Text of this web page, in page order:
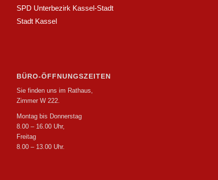
SPD Unterbezirk Kassel-Stadt
Stadt Kassel
BÜRO-ÖFFNUNGSZEITEN
Sie finden uns im Rathaus,
Zimmer W 222.
Montag bis Donnerstag
8.00 – 16.00 Uhr,
Freitag
8.00 – 13.00 Uhr.